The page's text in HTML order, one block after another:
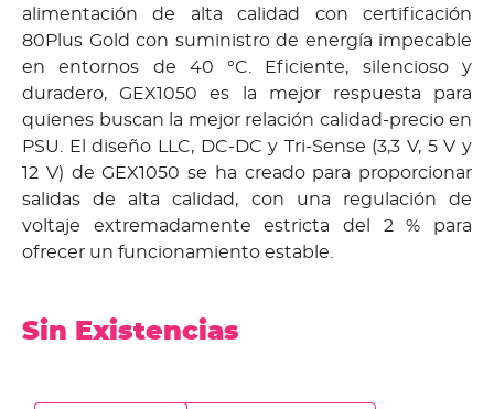
alimentación de alta calidad con certificación
80Plus Gold con suministro de energía impecable
en entornos de 40 °C. Eficiente, silencioso y
duradero, GEX1050 es la mejor respuesta para
quienes buscan la mejor relación calidad-precio en
PSU. El diseño LLC, DC-DC y Tri-Sense (3,3 V, 5 V y
12 V) de GEX1050 se ha creado para proporcionar
salidas de alta calidad, con una regulación de
voltaje extremadamente estricta del 2 % para
ofrecer un funcionamiento estable.
Sin Existencias